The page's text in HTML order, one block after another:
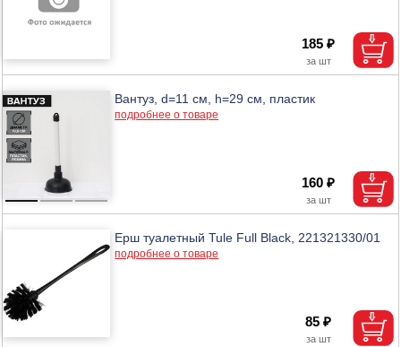
185 ₽
Вантуз, d=11 см, h=29 см, пластик
подробнее о товаре
160 ₽
Ерш туалетный Tule Full Black, 221321330/01
подробнее о товаре
85 ₽